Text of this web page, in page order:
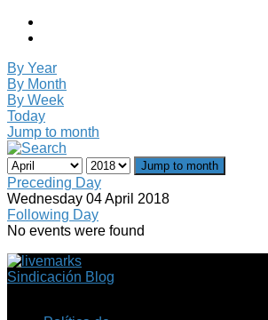
By Year
By Month
By Week
Today
Jump to month
Jump to month
Preceding Day
Wednesday 04 April 2018
Following Day
No events were found
Sindicación Blog